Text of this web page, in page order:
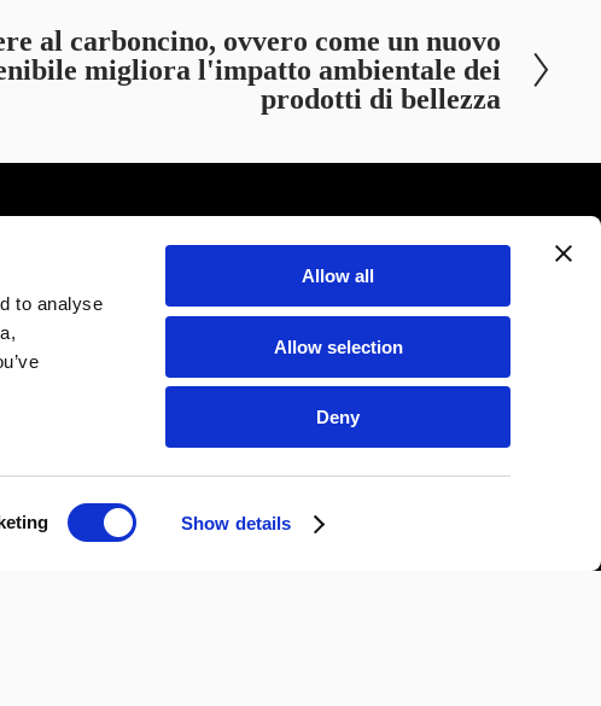
to analyse
Show details
Allow all
Allow selection
Deny
al carboncino, ovvero come un nuovo
migliora l'impatto ambientale dei
prodotti di bellezza